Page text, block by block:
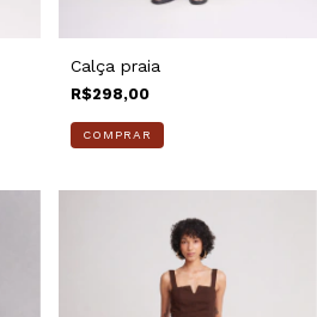
Calça praia
R$298,00
COMPRAR